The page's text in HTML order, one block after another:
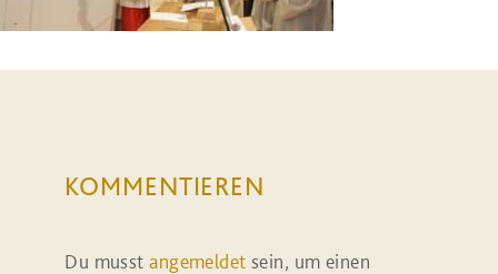
KOMMENTIEREN
Du musstangemeldet sein, um einen